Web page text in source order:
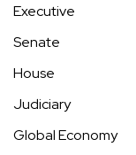
Executive
Senate
House
Judiciary
Global Economy